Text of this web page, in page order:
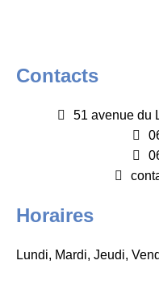
Contacts
51 avenue du
Horaires
Lundi, Mardi, Jeudi,